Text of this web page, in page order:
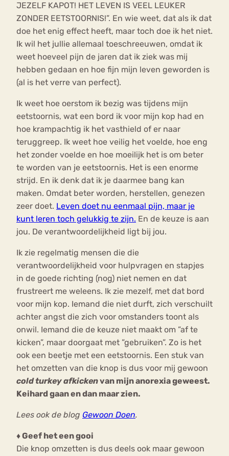
JEZELF KAPOT! HET LEVEN IS VEEL LEUKER
ZONDER EETSTOORNIS!”. En wie weet, dat als ik dat
doe het enig effect heeft, maar toch doe ik het niet.
Ik wil het jullie allemaal toeschreeuwen, omdat ik
weet hoeveel pijn de jaren dat ik ziek was mij
hebben gedaan en hoe fijn mijn leven geworden is
(al is het verre van perfect).
Ik weet hoe oerstom ik bezig was tijdens mijn
eetstoornis, wat een bord ik voor mijn kop had en
hoe krampachtig ik het vasthield of er naar
teruggreep. Ik weet hoe veilig het voelde, hoe eng
het zonder voelde en hoe moeilijk het is om beter
te worden van je eetstoornis. Het is een enorme
strijd. En ik denk dat ik je daarmee bang kan
maken. Omdat beter worden, herstellen, genezen
zeer doet. Leven doet nu eenmaal pijn, maar je
kunt leren toch gelukkig te zijn. En de keuze is aan
jou. De verantwoordelijkheid ligt bij jou.
Ik zie regelmatig mensen die die
verantwoordelijkheid voor hulpvragen en stapjes
in de goede richting (nog) niet nemen en dat
frustreert me weleens. Ik zie mezelf, met dat bord
voor mijn kop. Iemand die niet durft, zich verschuilt
achter angst die zich voor omstanders toont als
onwil. Iemand die de keuze niet maakt om ”af te
kicken”, maar doorgaat met ”gebruiken”. Zo is het
ook een beetje met een eetstoornis. Een stuk van
het omzetten van die knop is dus voor mij gewoon
cold turkey afkickenvan mijn anorexia geweest.
Keihard gaan en dan maar zien.
Lees ook de blog Gewoon Doen.
♦ Geef het een gooi
Die knop omzetten is dus deels ook maar gewoon